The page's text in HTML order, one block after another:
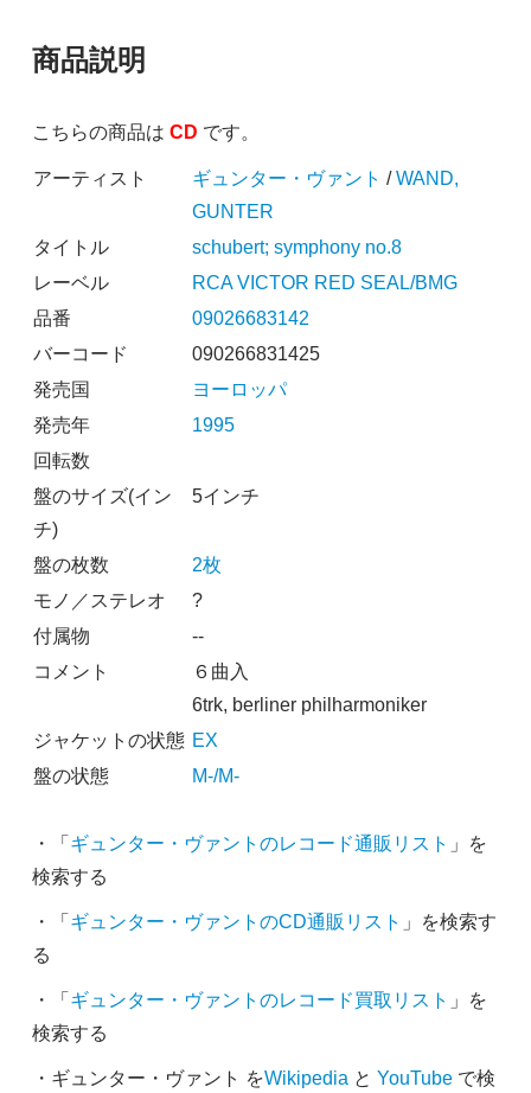
商品説明
こちらの商品は CD です。
アーティスト ギュンター・ヴァント /WAND,
GUNTER
タイトル
schubert; symphony no.8
レーベル
RCA VICTOR RED SEAL/BMG
品番
09026683142
バーコード
090266831425
発売国
ヨーロッパ
発売年
1995
回転数
盤のサイズ(イン
チ)
5インチ
盤の枚数
2枚
モノ／ステレオ
?
付属物
--
コメント
６曲入
6trk, berliner philharmoniker
ジャケットの状態 EX
盤の状態
M-/M-
・「 ギュンター・ヴァントのレコード通販リスト 」を
検索する
・「 ギュンター・ヴァントのCD通販リスト 」を検索す
る
・「 ギュンター・ヴァントのレコード買取リスト 」を
検索する
・ギュンター・ヴァント をWikipedia と YouTubeで検